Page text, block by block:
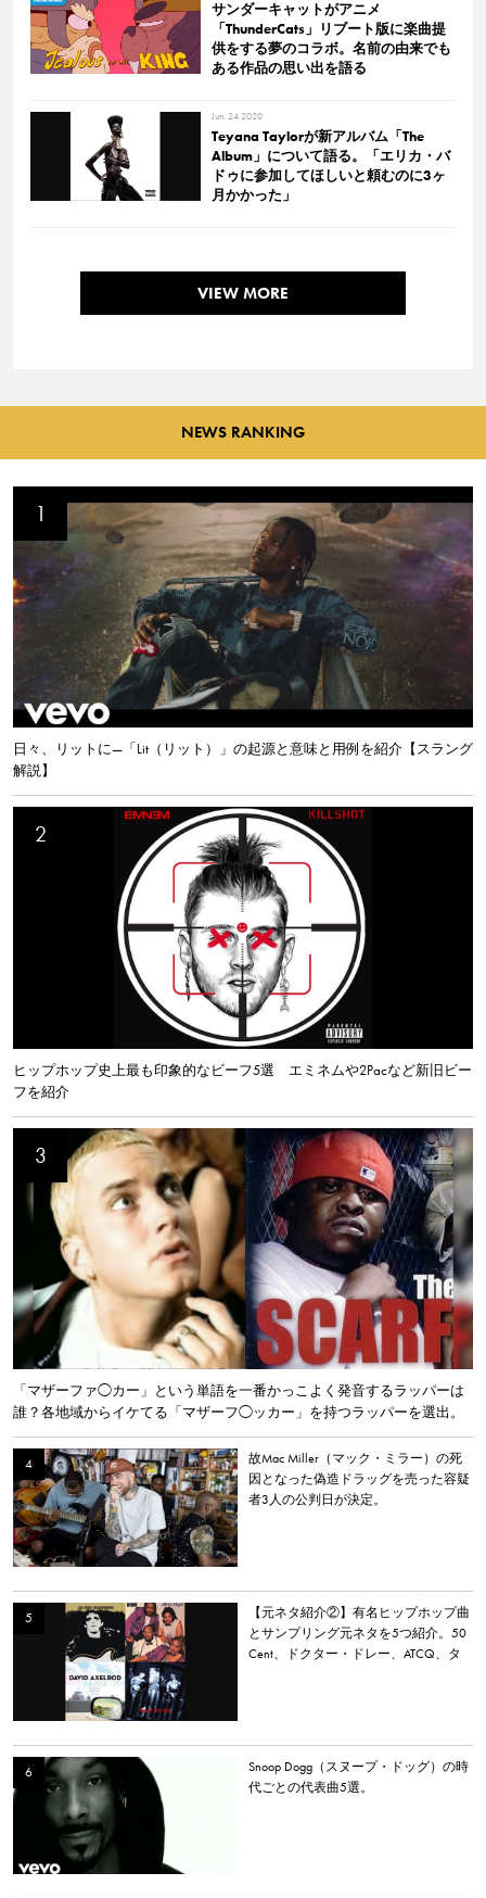
サンダーキャットがアニメ
「ThunderCats」リブート版に楽曲提
供をする夢のコラボ。名前の由来でも
ある作品の思い出を語る
Jun. 24 2020
Teyana Taylorが新アルバム「The
Album」について語る。「エリカ・バ
ドゥに参加してほしいと頼むのに3ヶ
月かかった」
VIEW MORE
NEWS RANKING
日々、リットに—「Lit（リット）」の起源と意味と用例を紹介【スラング
解説】
ヒップホップ史上最も印象的なビーフ5選 エミネムや2Pacなど新旧ビー
フを紹介
「マザーファ◯カー」という単語を一番かっこよく発音するラッパーは
誰？各地域からイケてる「マザーフ◯ッカー」を持つラッパーを選出。
故Mac Miller（マック・ミラー）の死
因となった偽造ドラッグを売った容疑
者3人の公判日が決定。
【元ネタ紹介②】有名ヒップホップ曲
とサンプリング元ネタを5つ紹介。50
Cent、ドクター・ドレー、ATCQ、タ
Snoop Dogg（スヌープ・ドッグ）の時
代ごとの代表曲5選。